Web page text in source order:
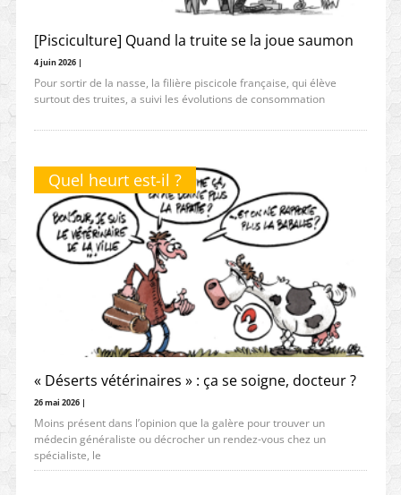
[Pisciculture] Quand la truite se la joue saumon
4 juin 2026 |
Pour sortir de la nasse, la filière piscicole française, qui élève
surtout des truites, a suivi les évolutions de consommation
Quel heurt est-il ?
« Déserts vétérinaires » : ça se soigne, docteur ?
26 mai 2026 |
Moins présent dans l’opinion que la galère pour trouver un
médecin généraliste ou décrocher un rendez-vous chez un
spécialiste, le